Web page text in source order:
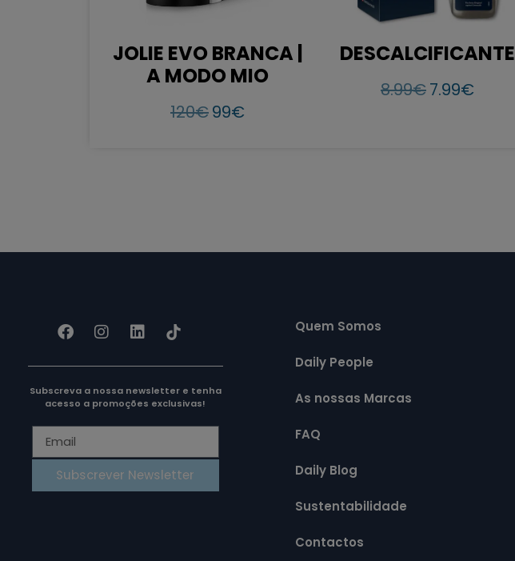
JOLIE EVO BRANCA |
A MODO MIO
120€99€
DESCALCIFICANTE
8.99€7.99€
Subscreva a nossa newsletter e tenha
acesso a promoções exclusivas!
Subscrever Newsletter
Quem Somos
Daily People
As nossas Marcas
FAQ
Daily Blog
Sustentabilidade
Contactos